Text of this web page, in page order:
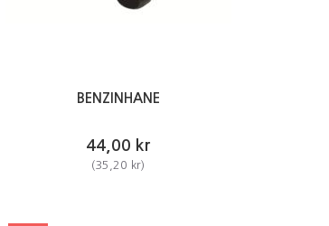
BENZINHANE
44,00 kr
(35,20 kr)